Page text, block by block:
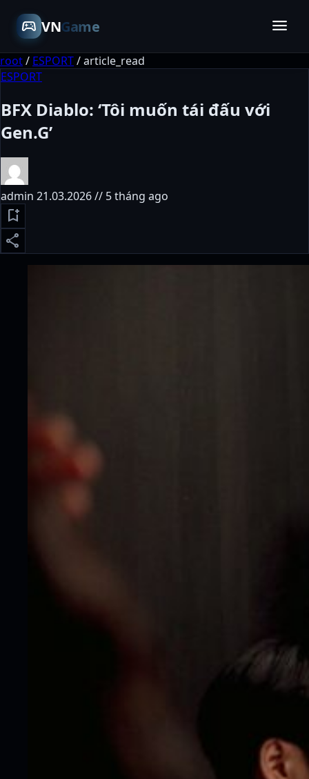
sports_esports VNGame menu
root/ ESPORT/article_read
ESPORT
BFX Diablo: ‘Tôi muốn tái đấu với
Gen.G’
admin 21.03.2026 // 5 tháng ago
bookmark_add
share